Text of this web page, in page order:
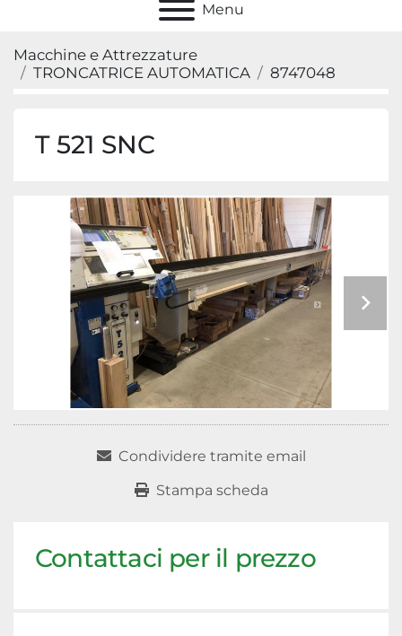
Menu
Macchine e Attrezzature
TRONCATRICE AUTOMATICA
8747048
T 521 SNC
Condividere tramite email
Stampa scheda
Contattaci per il prezzo